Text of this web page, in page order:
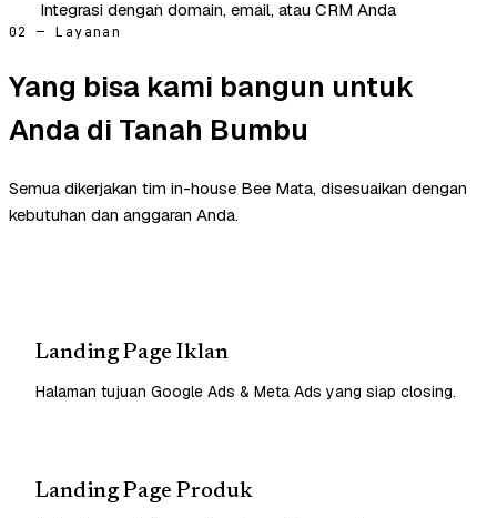
Integrasi dengan domain, email, atau CRM Anda
02 — Layanan
Yang bisa kami bangun untuk
Anda di Tanah Bumbu
Semua dikerjakan tim in-house Bee Mata, disesuaikan dengan
kebutuhan dan anggaran Anda.
Landing Page Iklan
Halaman tujuan Google Ads & Meta Ads yang siap closing.
Landing Page Produk